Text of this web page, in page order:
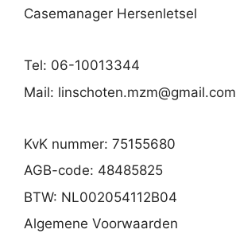
Casemanager Hersenletsel
Tel: 06-10013344
Mail: linschoten.mzm@gmail.com
KvK nummer: 75155680
AGB-code: 48485825
BTW: NL002054112B04
Algemene Voorwaarden